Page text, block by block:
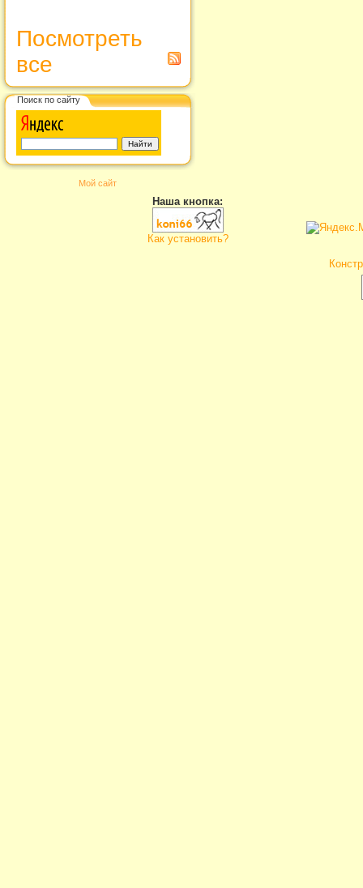
Посмотреть
все
Поиск по сайту
Мой сайт
Наша кнопка:
Как установить?